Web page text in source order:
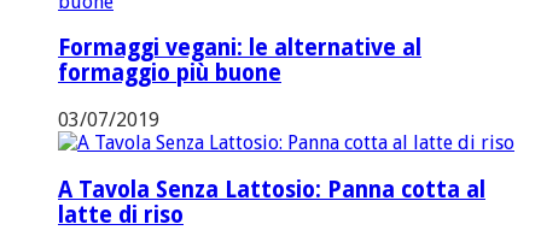
Formaggi vegani: le alternative al
formaggio più buone
03/07/2019
A Tavola Senza Lattosio: Panna cotta al
latte di riso